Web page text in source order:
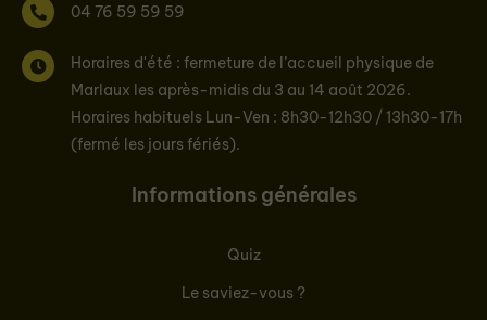
04 76 59 59 59
Horaires d'été : fermeture de l’accueil physique de
Marlaux les après-midis du 3 au 14 août 2026.
Horaires habituels Lun-Ven : 8h30-12h30 / 13h30-17h
(fermé les jours fériés).
Informations générales
Quiz
Le saviez-vous ?